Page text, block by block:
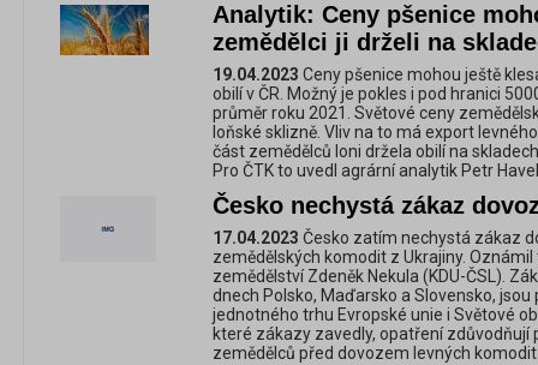
Analytik: Ceny pšenice
zemědělci ji drželi na
19.04.2023 Ceny pšenice mohou ještě
obilí v ČR. Možný je pokles i pod hranici
průměr roku 2021. Světové ceny
loňské sklizně. Vliv na to má export
část zemědělců loni držela obilí na
Pro ČTK to uvedl agrární analytik Petr
Česko nechystá zákaz
17.04.2023 Česko zatím nechystá zákaz
zemědělských komodit z Ukrajiny.
zemědělství Zdeněk Nekula (KDU-ČSL).
dnech Polsko, Maďarsko a Slovensko,
jednotného trhu Evropské unie i Světové
které zákazy zavedly, opatření
zemědělců před dovozem levných